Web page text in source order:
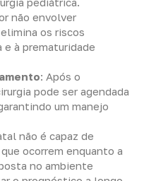
não envolver
os riscos
à prematuridade
: Após o
pode ser agendada
um manejo
não é capaz de
ocorrem enquanto a
no ambiente